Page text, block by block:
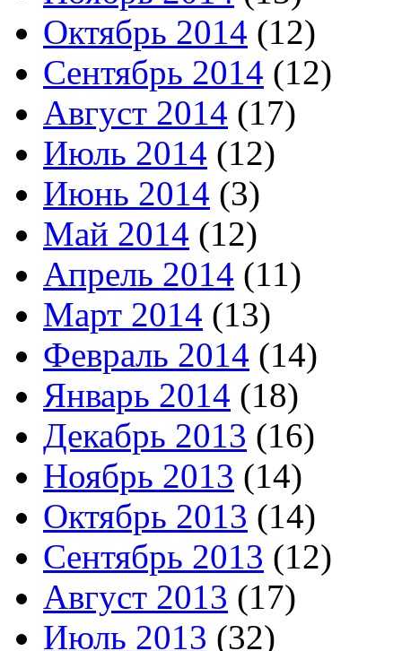
Октябрь 2014 (12)
Сентябрь 2014 (12)
Август 2014 (17)
Июль 2014 (12)
Июнь 2014 (3)
Май 2014 (12)
Апрель 2014 (11)
Март 2014 (13)
Февраль 2014 (14)
Январь 2014 (18)
Декабрь 2013 (16)
Ноябрь 2013 (14)
Октябрь 2013 (14)
Сентябрь 2013 (12)
Август 2013 (17)
Июль 2013 (32)